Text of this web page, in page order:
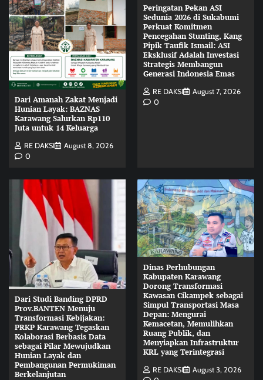
Dari Amanah Zakat Menjadi
Hunian Layak: BAZNAS
Karawang Salurkan Rp110
Juta untuk 14 Keluarga
RE DAKSI
August 8, 2026
0
Peringatan Pekan ASI
Sedunia 2026 di Sukabumi
Perkuat Komitmen
Pencegahan Stunting, Kang
Pipik Taufik Ismail: ASI
Eksklusif Adalah Investasi
Strategis Membangun
Generasi Indonesia Emas
RE DAKSI
August 7, 2026
0
Dari Studi Banding DPRD
Prov.BANTEN Menuju
Transformasi Kebijakan:
PRKP Karawang Tegaskan
Kolaborasi Berbasis Data
sebagai Pilar Mewujudkan
Hunian Layak dan
Pembangunan Permukiman
Berkelanjutan
Dinas Perhubungan
Kabupaten Karawang
Dorong Transformasi
Kawasan Cikampek sebagai
Simpul Transportasi Masa
Depan: Mengurai
Kemacetan, Memulihkan
Ruang Publik, dan
Menyiapkan Infrastruktur
KRL yang Terintegrasi
RE DAKSI
August 3, 2026